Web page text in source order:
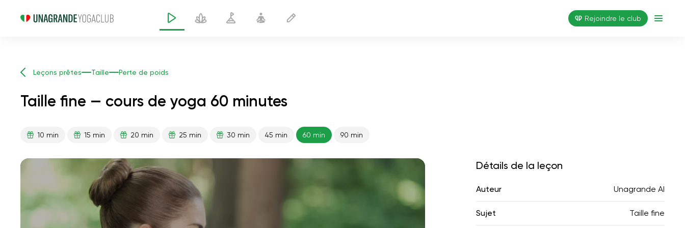
Rejoindre le club
Leçons prêtes Taille Perte de poids
Taille fine — cours de yoga 60 minutes
10 min 15 min 20 min 25 min 30 min 45 min 60 min 90 min
01:44
Détails de la leçon
Auteur Unagrande AI
Sujet Taille fine